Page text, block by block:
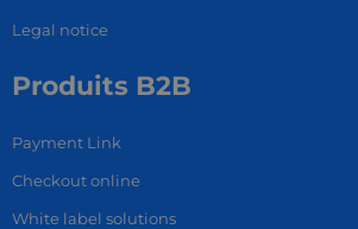
Legal notice
Produits B2B
Payment Link
Checkout online
White label solutions